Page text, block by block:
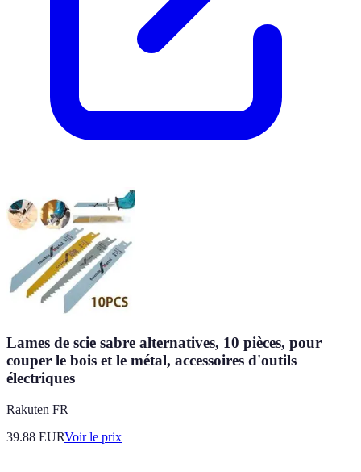
Lames de scie sabre alternatives, 10 pièces, pour
couper le bois et le métal, accessoires d'outils
électriques
Rakuten FR
39.88 EURVoir le prix